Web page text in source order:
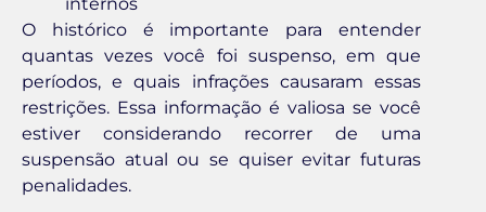
O histórico é importante para entender
quantas vezes você foi suspenso, em que
períodos, e quais infrações causaram essas
restrições. Essa informação é valiosa se você
estiver considerando recorrer de uma
suspensão atual ou se quiser evitar futuras
penalidades.